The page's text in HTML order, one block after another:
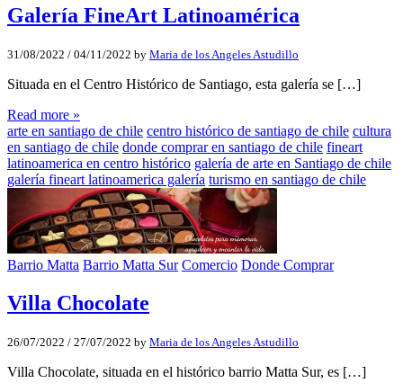
Galería FineArt Latinoamérica
31/08/2022 / 04/11/2022 by Maria de los Angeles Astudillo
Situada en el Centro Histórico de Santiago, esta galería se […]
Read more »
arte en santiago de chile centro histórico de santiago de chile cultura
en santiago de chile donde comprar en santiago de chile fineart
latinoamerica en centro histórico galería de arte en Santiago de chile
galería fineart latinoamerica galería turismo en santiago de chile
Barrio Matta Barrio Matta Sur Comercio Donde Comprar
Villa Chocolate
26/07/2022 / 27/07/2022 by Maria de los Angeles Astudillo
Villa Chocolate, situada en el histórico barrio Matta Sur, es […]